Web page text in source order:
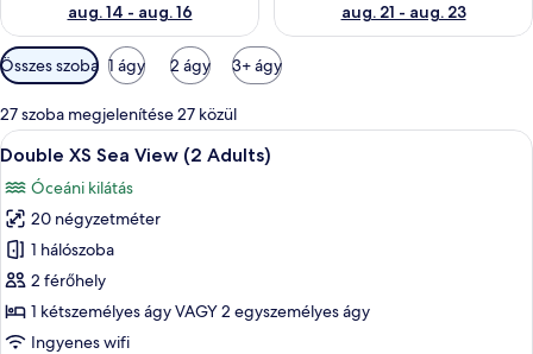
aug. 14 - aug. 16
aug. 21 - aug. 23
Szobákhoz
rendelkezésre
álló
szűrők
Összes szoba 1 ágy 2 ágy 3+ ágy
27 szoba megjelenítése 27 közül
A
következő
szoba
összes
képének
megtekintése:
Double
XS
Egy szállodai szoba, amelyben egy
9
Double XS Sea View (2 Adults)
Óceáni kilátás
20 négyzetméter
1 hálószoba
2 férőhely
1 kétszemélyes ágy VAGY 2 egyszemélyes ágy
Ingyenes wifi